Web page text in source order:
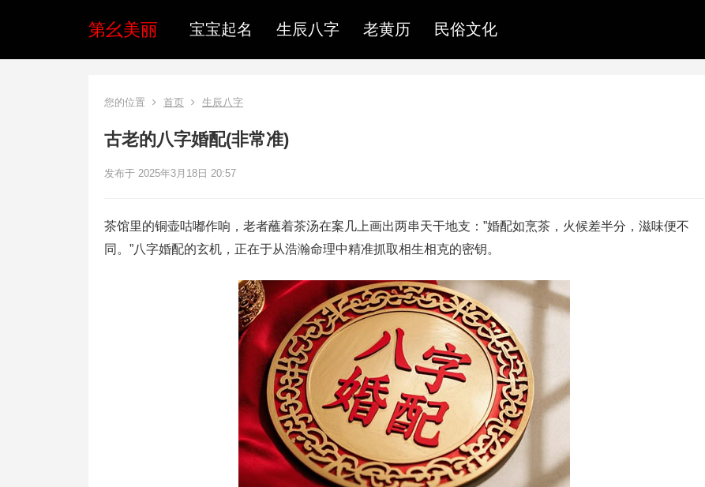
第幺美丽 宝宝起名 生辰八字 老黄历 民俗文化
您的位置 首页 生辰八字
古老的八字婚配(非常准)
发布于 2025年3月18日 20:57
茶馆里的铜壶咕嘟作响，老者蘸着茶汤在案几上画出两串天干地支：”婚配如烹茶，火候差半分，滋味便不
同。”八字婚配的玄机，正在于从浩瀚命理中精准抓取‌相生相克‌的密钥‌。